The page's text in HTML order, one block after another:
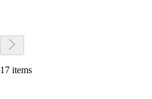
17 items